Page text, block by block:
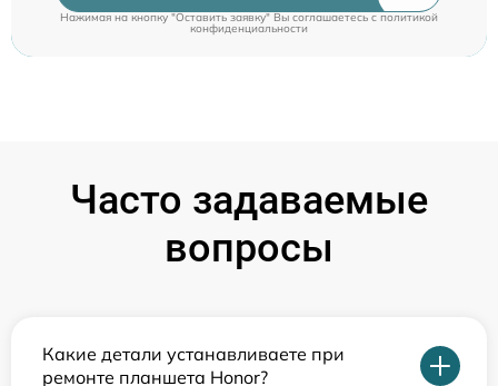
Нажимая на кнопку "Оставить заявку" Вы соглашаетесь cполитикой
конфиденциальности
Часто задаваемые
вопросы
Какие детали устанавливаете при
ремонте планшета Honor?